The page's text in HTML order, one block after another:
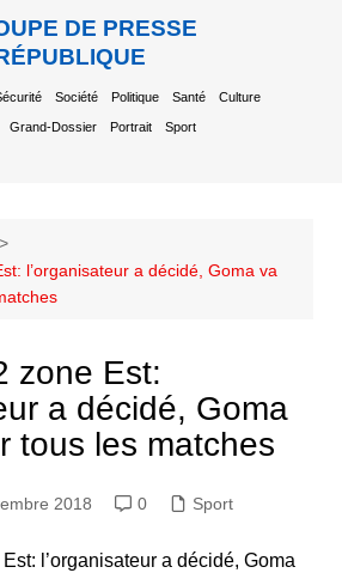
DE PRESSE
Société Politique Santé Culture
Grand-Dossier Portrait Sport
l’organisateur a décidé, Goma va
zone Est:
a décidé, Goma
tous les matches
2018 0 Sport